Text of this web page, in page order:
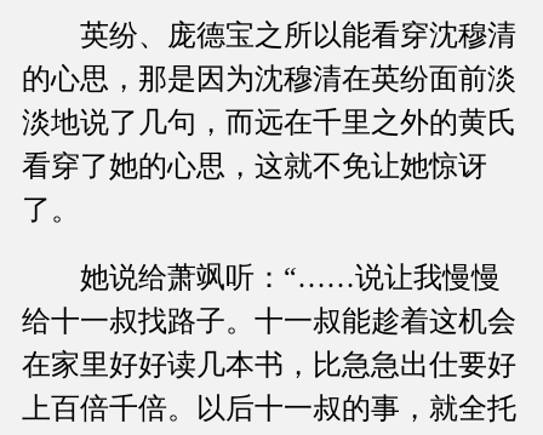
英纷、庞德宝之所以能看穿沈穆清
的心思，那是因为沈穆清在英纷面前淡
淡地说了几句，而远在千里之外的黄氏
看穿了她的心思，这就不免让她惊讶
了。
她说给萧飒听：“……说让我慢慢
给十一叔找路子。十一叔能趁着这机会
在家里好好读几本书，比急急出仕要好
上百倍千倍。以后十一叔的事，就全托